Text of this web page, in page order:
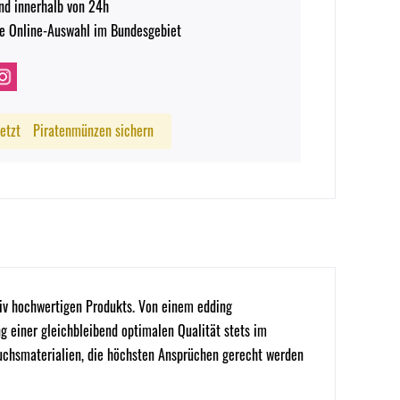
innerhalb von 24h
Online-Auswahl im Bundesgebiet
Piratenmünzen sichern
hochwertigen Produkts. Von einem edding
einer gleichbleibend optimalen Qualität stets im
die höchsten Ansprüchen gerecht werden